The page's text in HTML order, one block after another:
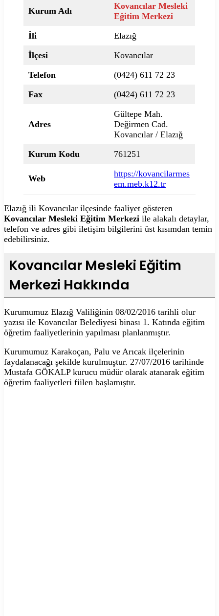
Kurum Adı
Kovancılar Mesleki
Eğitim Merkezi
İli
Elazığ
İlçesi
Kovancılar
Telefon
(0424) 611 72 23
Fax
(0424) 611 72 23
Adres
Gültepe Mah.
Değirmen Cad.
Kovancılar / Elazığ
Kurum Kodu
761251
Web
https://kovancilarmes
em.meb.k12.tr
Elazığ ili Kovancılar ilçesinde faaliyet gösteren
Kovancılar Mesleki Eğitim Merkezi ile alakalı detaylar,
telefon ve adres gibi iletişim bilgilerini üst kısımdan temin
edebilirsiniz.
Kovancılar Mesleki Eğitim
Merkezi Hakkında
Kurumumuz Elazığ Valiliğinin 08/02/2016 tarihli olur
yazısı ile Kovancılar Belediyesi binası 1. Katında eğitim
öğretim faaliyetlerinin yapılması planlanmıştır.
Kurumumuz Karakoçan, Palu ve Arıcak ilçelerinin
faydalanacağı şekilde kurulmuştur. 27/07/2016 tarihinde
Mustafa GÖKALP kurucu müdür olarak atanarak eğitim
öğretim faaliyetleri fiilen başlamıştır.